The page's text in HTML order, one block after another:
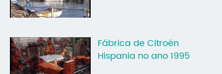
Fábrica de Citroën
Hispania no ano 1995